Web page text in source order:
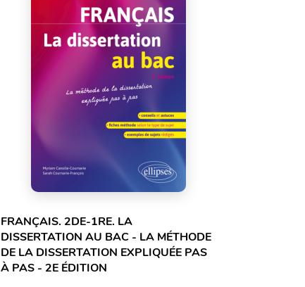
FRANÇAIS. 2DE-1RE. LA
DISSERTATION AU BAC - LA MÉTHODE
DE LA DISSERTATION EXPLIQUÉE PAS
À PAS - 2E ÉDITION